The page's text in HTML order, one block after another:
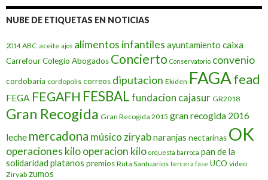
NUBE DE ETIQUETAS EN NOTICIAS
2014 ABC aceite ajos alimentos infantiles ayuntamiento caixa
CarrefourColegio Abogados Concierto Conservatorio convenio
cordobaria cordopolis correos diputacion Ekiden FAGAfead
FEGA FEGAFH FESBAL fundacion cajasur GR2018
Gran Recogida Gran Recogida 2015 gran recogida 2016
leche mercadona músico ziryabnaranjas nectarinas OK
operaciones kilooperacion kilo orquesta barroca pan de la
solidaridad platanos premios Ruta Santuarios tercera fase UCO video
Ziryab zumos